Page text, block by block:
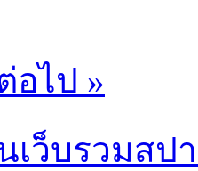
อไป »
นเว็บรวม